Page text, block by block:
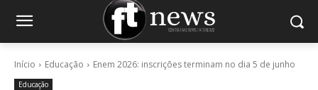
Início Educação Enem 2026: inscrições terminam no dia 5 de junho
Educação